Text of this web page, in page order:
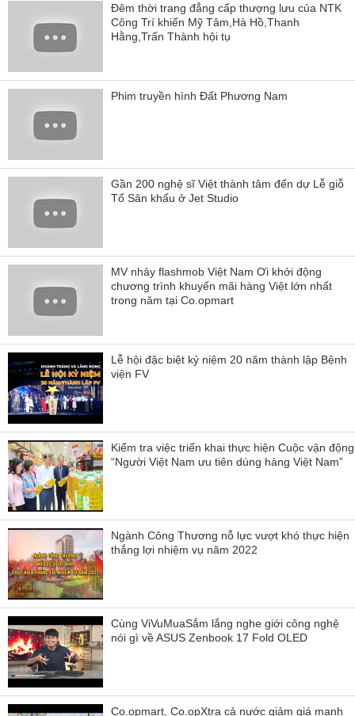
Đêm thời trang đẳng cấp thượng lưu của NTK
Công Trí khiến Mỹ Tâm,Hà Hồ,Thanh
Hằng,Trấn Thành hội tụ
Phim truyền hình Đất Phương Nam
Gần 200 nghệ sĩ Việt thành tâm đến dự Lễ giỗ
Tổ Sân khấu ở Jet Studio
MV nhảy flashmob Việt Nam Ơi khởi động
chương trình khuyến mãi hàng Việt lớn nhất
trong năm tại Co.opmart
Lễ hội đặc biệt kỷ niệm 20 năm thành lập Bệnh
viện FV
Kiểm tra việc triển khai thực hiện Cuộc vận động
“Người Việt Nam ưu tiên dùng hàng Việt Nam”
Ngành Công Thương nỗ lực vượt khó thực hiện
thắng lợi nhiệm vụ năm 2022
Cùng ViVuMuaSắm lắng nghe giới công nghệ
nói gì về ASUS Zenbook 17 Fold OLED
Co.opmart, Co.opXtra cả nước giảm giá mạnh